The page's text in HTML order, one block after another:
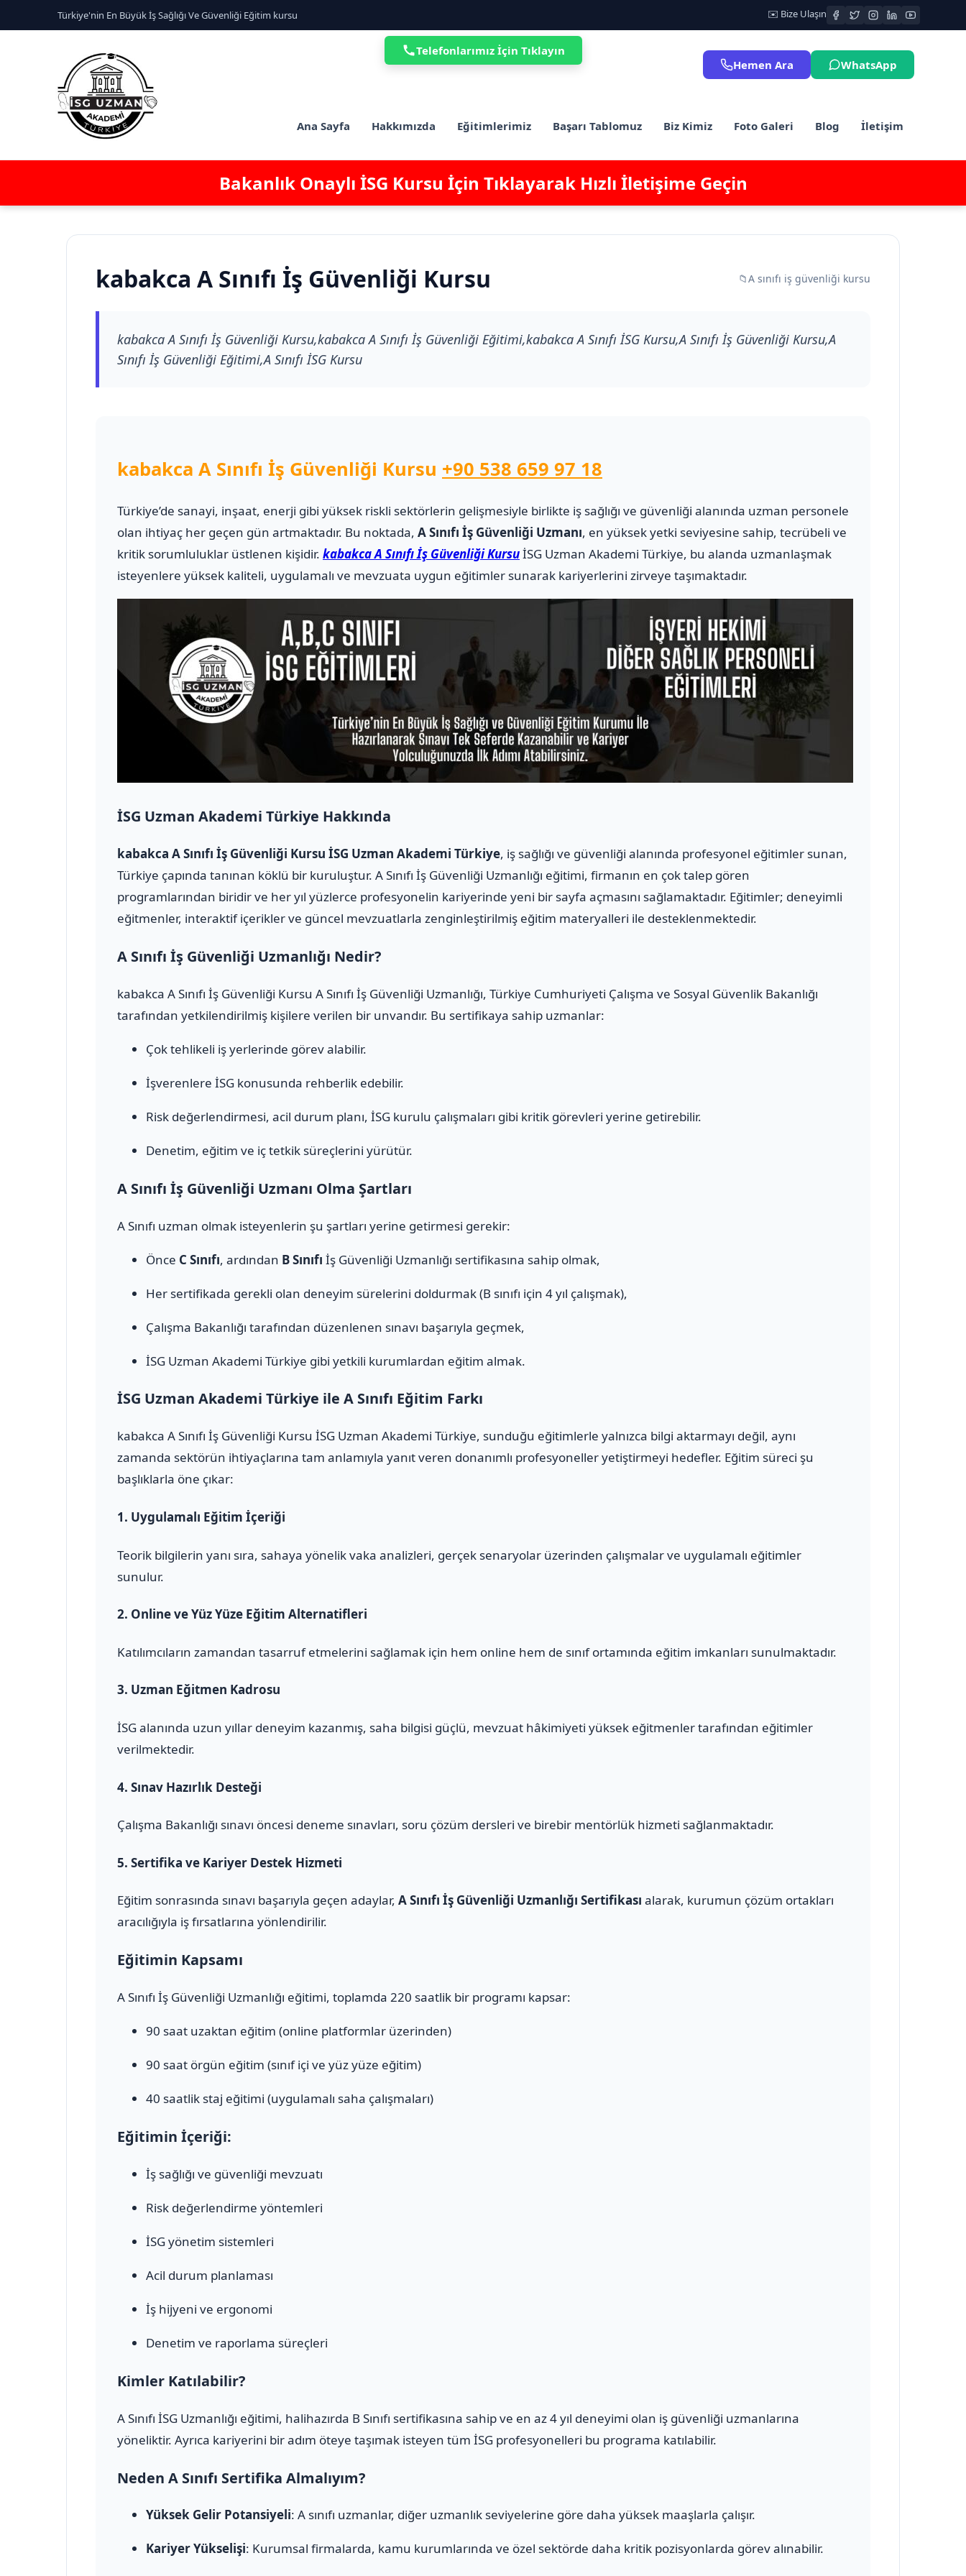
Türkiye'nin En Büyük İş Sağlığı Ve Güvenliği Eğitim kursu ✉️ Bize Ulaşın
Ana Sayfa Hakkımızda Eğitimlerimiz Başarı Tablomuz Biz Kimiz Foto Galeri Blog İletişim
Hemen Ara WhatsApp
Bakanlık Onaylı İSG Kursu İçin Tıklayarak Hızlı İletişime Geçin
kabakca A Sınıfı İş Güvenliği Kursu 📁A sınıfı iş güvenliği kursu
kabakca A Sınıfı İş Güvenliği Kursu,kabakca A Sınıfı İş Güvenliği Eğitimi,kabakca A Sınıfı İSG Kursu,A Sınıfı İş Güvenliği Kursu,A
Sınıfı İş Güvenliği Eğitimi,A Sınıfı İSG Kursu
kabakca A Sınıfı İş Güvenliği Kursu +90 538 659 97 18
Türkiye’de sanayi, inşaat, enerji gibi yüksek riskli sektörlerin gelişmesiyle birlikte iş sağlığı ve güvenliği alanında uzman personele
olan ihtiyaç her geçen gün artmaktadır. Bu noktada, A Sınıfı İş Güvenliği Uzmanı, en yüksek yetki seviyesine sahip, tecrübeli ve
kritik sorumluluklar üstlenen kişidir. kabakca A Sınıfı İş Güvenliği KursuİSG Uzman Akademi Türkiye, bu alanda uzmanlaşmak
isteyenlere yüksek kaliteli, uygulamalı ve mevzuata uygun eğitimler sunarak kariyerlerini zirveye taşımaktadır.
İSG Uzman Akademi Türkiye Hakkında
kabakca A Sınıfı İş Güvenliği Kursu İSG Uzman Akademi Türkiye, iş sağlığı ve güvenliği alanında profesyonel eğitimler sunan,
Türkiye çapında tanınan köklü bir kuruluştur. A Sınıfı İş Güvenliği Uzmanlığı eğitimi, firmanın en çok talep gören
programlarından biridir ve her yıl yüzlerce profesyonelin kariyerinde yeni bir sayfa açmasını sağlamaktadır. Eğitimler; deneyimli
eğitmenler, interaktif içerikler ve güncel mevzuatlarla zenginleştirilmiş eğitim materyalleri ile desteklenmektedir.
A Sınıfı İş Güvenliği Uzmanlığı Nedir?
kabakca A Sınıfı İş Güvenliği Kursu A Sınıfı İş Güvenliği Uzmanlığı, Türkiye Cumhuriyeti Çalışma ve Sosyal Güvenlik Bakanlığı
tarafından yetkilendirilmiş kişilere verilen bir unvandır. Bu sertifikaya sahip uzmanlar:
Çok tehlikeli iş yerlerinde görev alabilir.
İşverenlere İSG konusunda rehberlik edebilir.
Risk değerlendirmesi, acil durum planı, İSG kurulu çalışmaları gibi kritik görevleri yerine getirebilir.
Denetim, eğitim ve iç tetkik süreçlerini yürütür.
A Sınıfı İş Güvenliği Uzmanı Olma Şartları
A Sınıfı uzman olmak isteyenlerin şu şartları yerine getirmesi gerekir:
Önce C Sınıfı, ardından B Sınıfı İş Güvenliği Uzmanlığı sertifikasına sahip olmak,
Her sertifikada gerekli olan deneyim sürelerini doldurmak (B sınıfı için 4 yıl çalışmak),
Çalışma Bakanlığı tarafından düzenlenen sınavı başarıyla geçmek,
İSG Uzman Akademi Türkiye gibi yetkili kurumlardan eğitim almak.
İSG Uzman Akademi Türkiye ile A Sınıfı Eğitim Farkı
kabakca A Sınıfı İş Güvenliği Kursu İSG Uzman Akademi Türkiye, sunduğu eğitimlerle yalnızca bilgi aktarmayı değil, aynı
zamanda sektörün ihtiyaçlarına tam anlamıyla yanıt veren donanımlı profesyoneller yetiştirmeyi hedefler. Eğitim süreci şu
başlıklarla öne çıkar:
1. Uygulamalı Eğitim İçeriği
Teorik bilgilerin yanı sıra, sahaya yönelik vaka analizleri, gerçek senaryolar üzerinden çalışmalar ve uygulamalı eğitimler
sunulur.
2. Online ve Yüz Yüze Eğitim Alternatifleri
Katılımcıların zamandan tasarruf etmelerini sağlamak için hem online hem de sınıf ortamında eğitim imkanları sunulmaktadır.
3. Uzman Eğitmen Kadrosu
İSG alanında uzun yıllar deneyim kazanmış, saha bilgisi güçlü, mevzuat hâkimiyeti yüksek eğitmenler tarafından eğitimler
verilmektedir.
4. Sınav Hazırlık Desteği
Çalışma Bakanlığı sınavı öncesi deneme sınavları, soru çözüm dersleri ve birebir mentörlük hizmeti sağlanmaktadır.
5. Sertifika ve Kariyer Destek Hizmeti
Eğitim sonrasında sınavı başarıyla geçen adaylar, A Sınıfı İş Güvenliği Uzmanlığı Sertifikası alarak, kurumun çözüm ortakları
aracılığıyla iş fırsatlarına yönlendirilir.
Eğitimin Kapsamı
A Sınıfı İş Güvenliği Uzmanlığı eğitimi, toplamda 220 saatlik bir programı kapsar:
90 saat uzaktan eğitim (online platformlar üzerinden)
90 saat örgün eğitim (sınıf içi ve yüz yüze eğitim)
40 saatlik staj eğitimi (uygulamalı saha çalışmaları)
Eğitimin İçeriği:
İş sağlığı ve güvenliği mevzuatı
Risk değerlendirme yöntemleri
İSG yönetim sistemleri
Acil durum planlaması
İş hijyeni ve ergonomi
Denetim ve raporlama süreçleri
Kimler Katılabilir?
A Sınıfı İSG Uzmanlığı eğitimi, halihazırda B Sınıfı sertifikasına sahip ve en az 4 yıl deneyimi olan iş güvenliği uzmanlarına
yöneliktir. Ayrıca kariyerini bir adım öteye taşımak isteyen tüm İSG profesyonelleri bu programa katılabilir.
Neden A Sınıfı Sertifika Almalıyım?
Yüksek Gelir Potansiyeli: A sınıfı uzmanlar, diğer uzmanlık seviyelerine göre daha yüksek maaşlarla çalışır.
Kariyer Yükselişi: Kurumsal firmalarda, kamu kurumlarında ve özel sektörde daha kritik pozisyonlarda görev alınabilir.
Telefonlarımız İçin Tıklayın